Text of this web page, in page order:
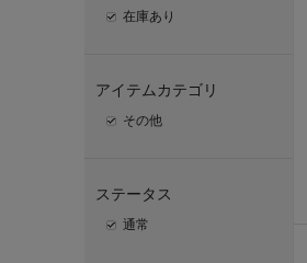
在庫あり
アイテムカテゴリ
その他
ステータス
通常